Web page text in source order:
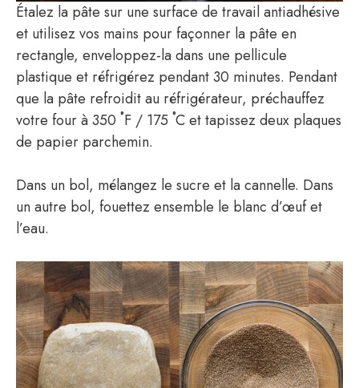
Étalez la pâte sur une surface de travail antiadhésive
et utilisez vos mains pour façonner la pâte en
rectangle, enveloppez-la dans une pellicule
plastique et réfrigérez pendant 30 minutes. Pendant
que la pâte refroidit au réfrigérateur, préchauffez
votre four à 350 ˚F / 175 ˚C et tapissez deux plaques
de papier parchemin.
Dans un bol, mélangez le sucre et la cannelle. Dans
un autre bol, fouettez ensemble le blanc d’œuf et
l’eau.